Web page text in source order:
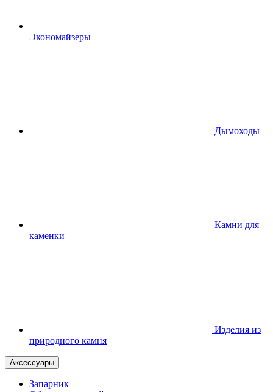
Экономайзеры
Дымоходы
Камни для
каменки
Изделия из
природного камня
Аксессуары
Запарник